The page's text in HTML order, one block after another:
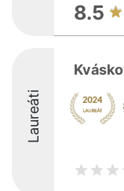
8.5
Laureáti